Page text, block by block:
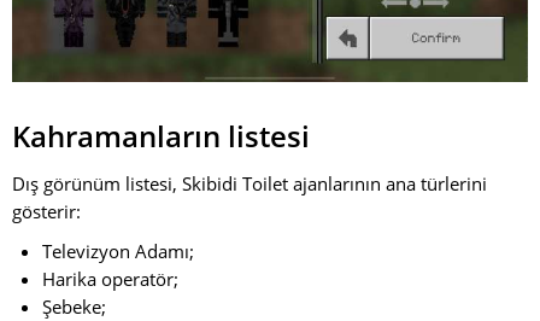
Kahramanların listesi
Dış görünüm listesi, Skibidi Toilet ajanlarının ana türlerini
gösterir:
Televizyon Adamı;
Harika operatör;
Şebeke;